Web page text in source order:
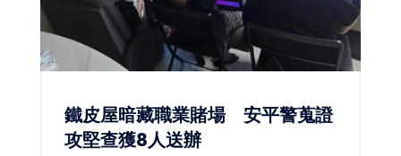
鐵皮屋暗藏職業賭場 安平警蒐證
攻堅查獲8人送辦